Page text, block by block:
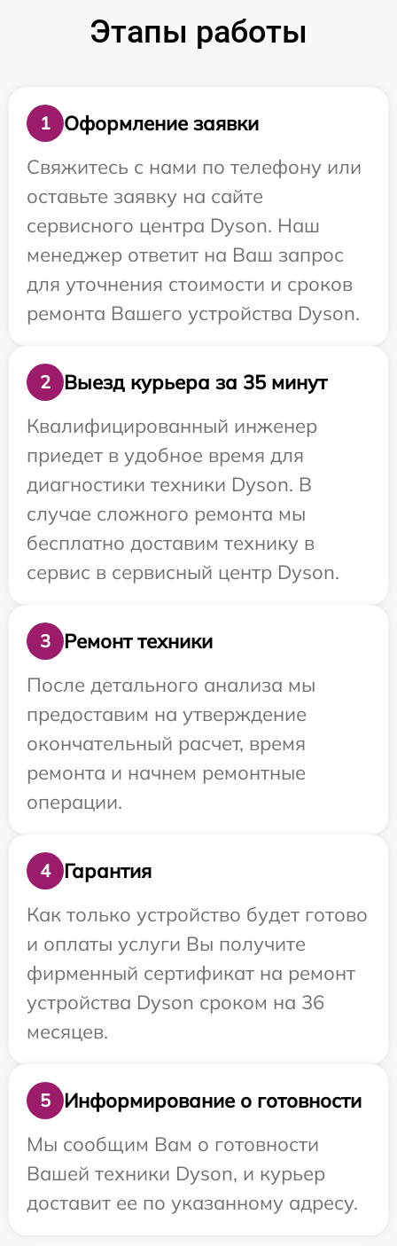
Этапы работы
1
Оформление заявки
Свяжитесь с нами по телефону или
оставьте заявку на сайте
сервисного центра Dyson. Наш
менеджер ответит на Ваш запрос
для уточнения стоимости и сроков
ремонта Вашего устройства Dyson.
2
Выезд курьера за 35 минут
Квалифицированный инженер
приедет в удобное время для
диагностики техники Dyson. В
случае сложного ремонта мы
бесплатно доставим технику в
сервис в сервисный центр Dyson.
3
Ремонт техники
После детального анализа мы
предоставим на утверждение
окончательный расчет, время
ремонта и начнем ремонтные
операции.
4
Гарантия
Как только устройство будет готово
и оплаты услуги Вы получите
фирменный сертификат на ремонт
устройства Dyson сроком на 36
месяцев.
5
Информирование о готовности
Мы сообщим Вам о готовности
Вашей техники Dyson, и курьер
доставит ее по указанному адресу.